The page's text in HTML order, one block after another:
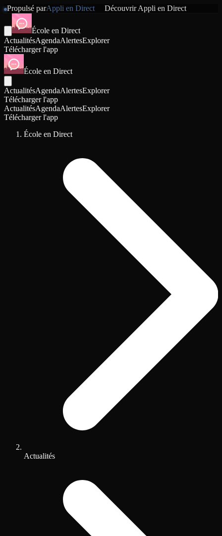
Propulsé parAppli en Direct DécouvrirAppli en Direct
École en Direct
ActualitésAgendaAlertesExplorer
Télécharger l'app
École en Direct
ActualitésAgendaAlertesExplorer
Télécharger l'app
ActualitésAgendaAlertesExplorer
Télécharger l'app
École en Direct
Actualités